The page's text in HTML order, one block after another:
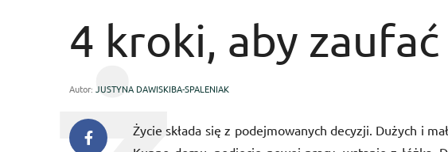
4 kroki, aby
Autor: JUSTYNA DAWISKIBA-SPALENIAK
Życie składa się z podejmowanych decyzji. Dużych i